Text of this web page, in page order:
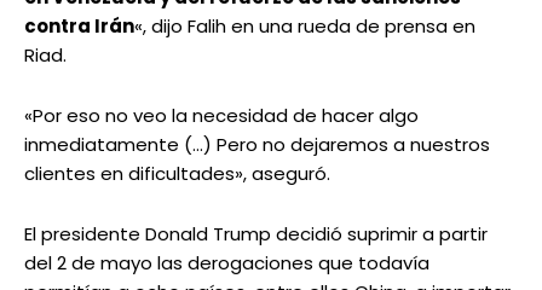
contra Irán«, dijo Falih en una rueda de prensa en
Riad.
«Por eso no veo la necesidad de hacer algo
inmediatamente (…) Pero no dejaremos a nuestros
clientes en dificultades», aseguró.
El presidente Donald Trump decidió suprimir a partir
del 2 de mayo las derogaciones que todavía